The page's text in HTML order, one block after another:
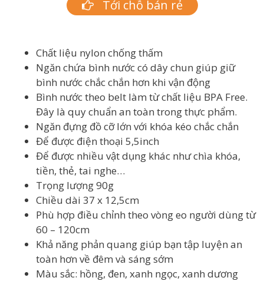
Tới chỗ bán rẻ
Chất liệu nylon chống thấm
Ngăn chứa bình nước có dây chun giúp giữ
bình nước chắc chắn hơn khi vận động
Bình nước theo belt làm từ chất liệu BPA Free.
Đây là quy chuẩn an toàn trong thực phẩm.
Ngăn đựng đồ cỡ lớn với khóa kéo chắc chắn
Để được điện thoại 5,5inch
Để được nhiều vật dụng khác như chìa khóa,
tiền, thẻ, tai nghe…
Trọng lượng 90g
Chiều dài 37 x 12,5cm
Phù hợp điều chỉnh theo vòng eo người dùng từ
60 – 120cm
Khả năng phản quang giúp bạn tập luyện an
toàn hơn về đêm và sáng sớm
Màu sắc: hồng, đen, xanh ngọc, xanh dương